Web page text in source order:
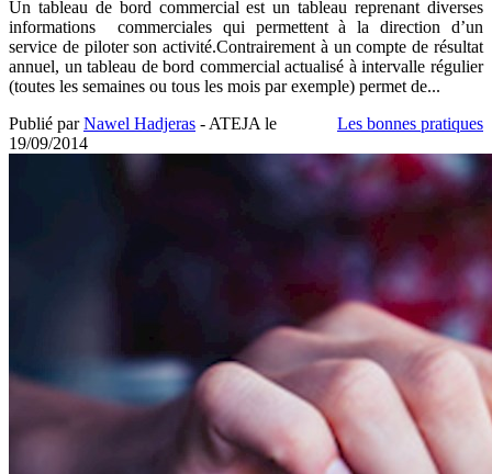
Un tableau de bord commercial est un tableau reprenant diverses
informations commerciales qui permettent à la direction d’un
service de piloter son activité.Contrairement à un compte de résultat
annuel, un tableau de bord commercial actualisé à intervalle régulier
(toutes les semaines ou tous les mois par exemple) permet de...
Les bonnes pratiques
Publié parNawel Hadjeras - ATEJA le
19/09/2014